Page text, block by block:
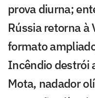
prova diurna;
Rússia retorna à
formato
Incêndio destrói
Mota, nadador